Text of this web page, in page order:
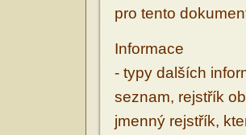
pro tento
Informace
- typy dalších
seznam, rejstřík
jmenný rejstřík,